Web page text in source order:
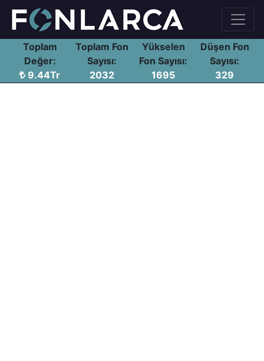
Toplam
Değer:
9.44Tr
Toplam Fon
Sayısı:
2032
Yükselen
Fon Sayısı:
1695
Düşen Fon
Sayısı:
329